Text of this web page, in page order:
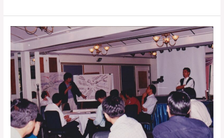
e
b
o
o
k
y
Li
n
k
e
ข่าย
การ
เรียน
และ
พัฒนา
ประชา
สังคม
(Civicnet)